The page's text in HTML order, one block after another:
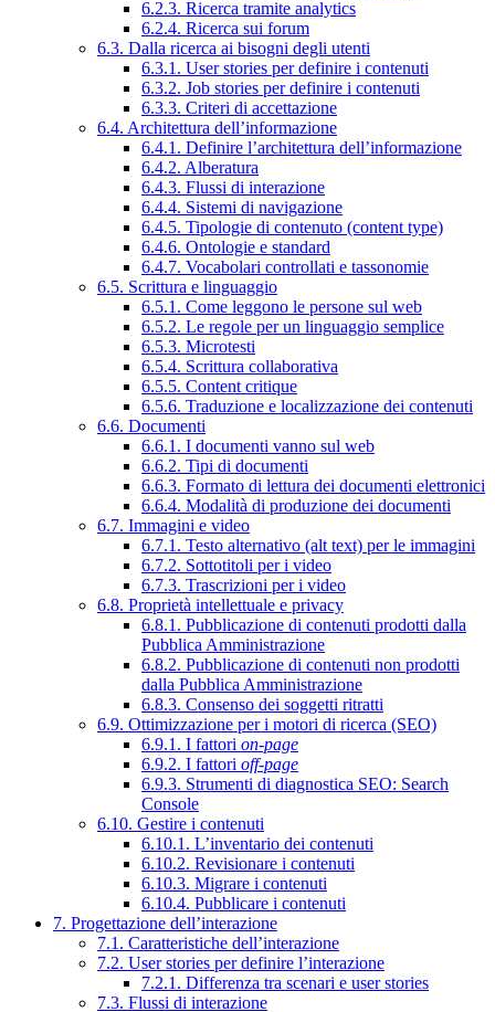
6.2.3. Ricerca tramite analytics
6.2.4. Ricerca sui forum
6.3. Dalla ricerca ai bisogni degli utenti
6.3.1. User stories per definire i contenuti
6.3.2. Job stories per definire i contenuti
6.3.3. Criteri di accettazione
6.4. Architettura dell’informazione
6.4.1. Definire l’architettura dell’informazione
6.4.2. Alberatura
6.4.3. Flussi di interazione
6.4.4. Sistemi di navigazione
6.4.5. Tipologie di contenuto (content type)
6.4.6. Ontologie e standard
6.4.7. Vocabolari controllati e tassonomie
6.5. Scrittura e linguaggio
6.5.1. Come leggono le persone sul web
6.5.2. Le regole per un linguaggio semplice
6.5.3. Microtesti
6.5.4. Scrittura collaborativa
6.5.5. Content critique
6.5.6. Traduzione e localizzazione dei contenuti
6.6. Documenti
6.6.1. I documenti vanno sul web
6.6.2. Tipi di documenti
6.6.3. Formato di lettura dei documenti elettronici
6.6.4. Modalità di produzione dei documenti
6.7. Immagini e video
6.7.1. Testo alternativo (alt text) per le immagini
6.7.2. Sottotitoli per i video
6.7.3. Trascrizioni per i video
6.8. Proprietà intellettuale e privacy
6.8.1. Pubblicazione di contenuti prodotti dalla
Pubblica Amministrazione
6.8.2. Pubblicazione di contenuti non prodotti
dalla Pubblica Amministrazione
6.8.3. Consenso dei soggetti ritratti
6.9. Ottimizzazione per i motori di ricerca (SEO)
6.9.1. I fattori on-page
6.9.2. I fattori off-page
6.9.3. Strumenti di diagnostica SEO: Search
Console
6.10. Gestire i contenuti
6.10.1. L’inventario dei contenuti
6.10.2. Revisionare i contenuti
6.10.3. Migrare i contenuti
6.10.4. Pubblicare i contenuti
7. Progettazione dell’interazione
7.1. Caratteristiche dell’interazione
7.2. User stories per definire l’interazione
7.2.1. Differenza tra scenari e user stories
7.3. Flussi di interazione